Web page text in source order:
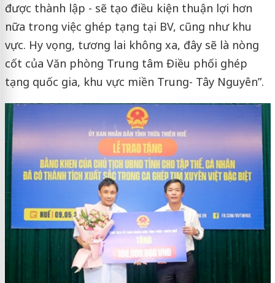
được thành lập - sẽ tạo điều kiện thuận lợi hơn
nữa trong việc ghép tạng tại BV, cũng như khu
vực. Hy vọng, tương lai không xa, đây sẽ là nòng
cốt của Văn phòng Trung tâm Điều phối ghép
tạng quốc gia, khu vực miền Trung- Tây Nguyên”.